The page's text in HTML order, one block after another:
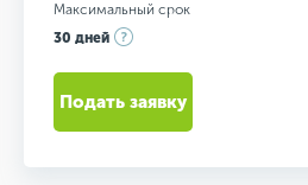
Максимальный срок
30 дней
Подать заявку